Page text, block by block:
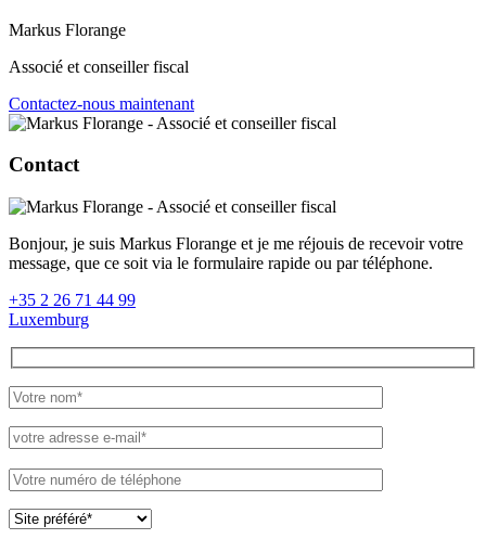
Markus Florange
Associé et conseiller fiscal
Contactez-nous maintenant
Contact
Bonjour, je suis Markus Florange et je me réjouis de recevoir votre
message, que ce soit via le formulaire rapide ou par téléphone.
+35 2 26 71 44 99
Luxemburg
leave
field